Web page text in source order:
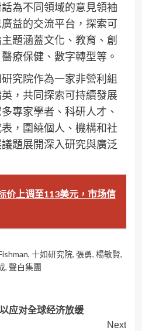
為不同領域的意見領袖
益的交流平台，探索可
題涵蓋文化、教育、創
療保健、數字轉型等。
究院作為一家非營利組
，共同探索可持續發展
專家學者、科研人才、
，圍繞個人、機構和社
題展開深入研究與廣泛
价上调至113美元，市场信
, 十如研究院, 張勇, 楊敏賢,
, 聲白集團
应对全球经济放缓
Next